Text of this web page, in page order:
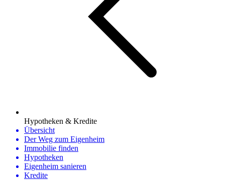
Hypotheken & Kredite
Übersicht
Der Weg zum Eigenheim
Immobilie finden
Hypotheken
Eigenheim sanieren
Kredite